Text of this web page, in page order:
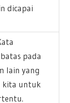
dicapai
pada
lain yang
kita untuk